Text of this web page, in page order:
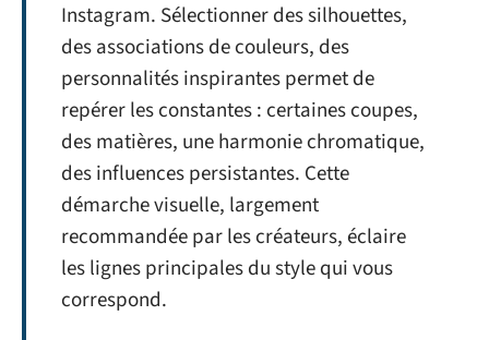
Instagram. Sélectionner des silhouettes,
des associations de couleurs, des
personnalités inspirantes permet de
repérer les constantes : certaines coupes,
des matières, une harmonie chromatique,
des influences persistantes. Cette
démarche visuelle, largement
recommandée par les créateurs, éclaire
les lignes principales du style qui vous
correspond.